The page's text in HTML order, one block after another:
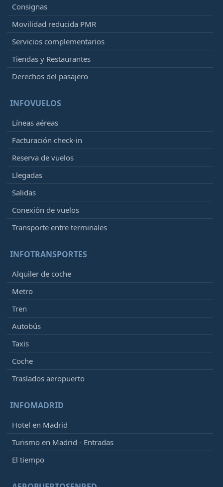
Consignas
Movilidad reducida PMR
Servicios complementarios
Tiendas y Restaurantes
Derechos del pasajero
INFOVUELOS
Líneas aéreas
Facturación check-in
Reserva de vuelos
Llegadas
Salidas
Conexión de vuelos
Transporte entre terminales
INFOTRANSPORTES
Alquiler de coche
Metro
Tren
Autobús
Taxis
Coche
Traslados aeropuerto
INFOMADRID
Hotel en Madrid
Turismo en Madrid - Entradas
El tiempo